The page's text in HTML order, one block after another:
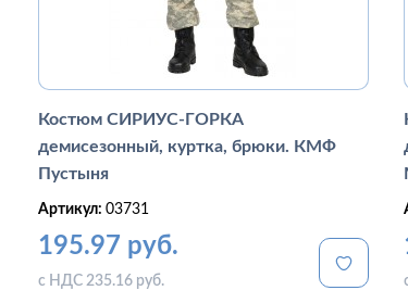
Костюм СИРИУС-ГОРКА
демисезонный, куртка, брюки. КМФ
Пустыня
Артикул: 03731
195.97 руб.
с НДС 235.16 руб.